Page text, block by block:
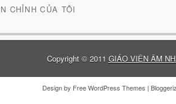
CHỈNH CỦA TÔI
Copyright © 2011 GIÁO VIÊN ÂM
Design by Free WordPress Themes |